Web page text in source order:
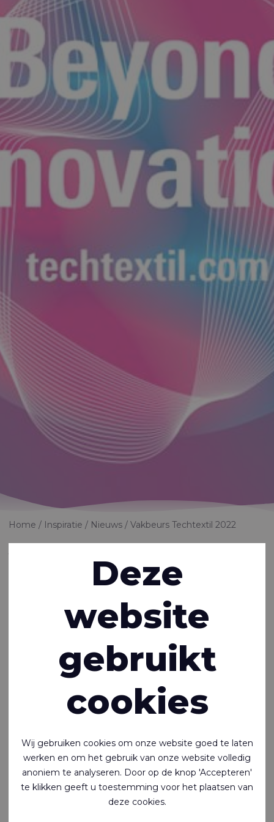
Home Inspiratie Nieuws Vakbeurs Techtextil 2022
Vakbeurs
Techtextil 2022
om de twee jaar op Techtextil. Het succesrecept van de
beurs is het overkoepelende karakter van de
productgroepen en toepassingsgebieden.
In 2019 was Techtextil voor het laatst… Er kwamen toen
nieuwste ontwikkelingen in technisch textiel, functionele
kledingstoffen en nonwovens, aangeboden door 1501
exposanten uit 57 landen.
In 2021 werd Techtextil gecanceld, maar dit jaar kan het
Deze
website
gebruikt
cookies
Wij gebruiken cookies om onze website goed te laten
werken en om het gebruik van onze website volledig
anoniem te analyseren. Door op de knop 'Accepteren'
te klikken geeft u toestemming voor het plaatsen van
deze cookies.